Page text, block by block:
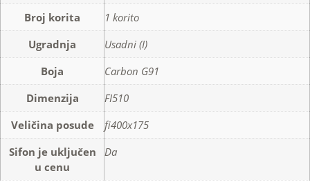
Broj korita
1 korito
Ugradnja
Usadni (I)
Boja
Carbon G91
Dimenzija
FI510
Veličina posude
fi400x175
Sifon je uključen
u cenu
Da